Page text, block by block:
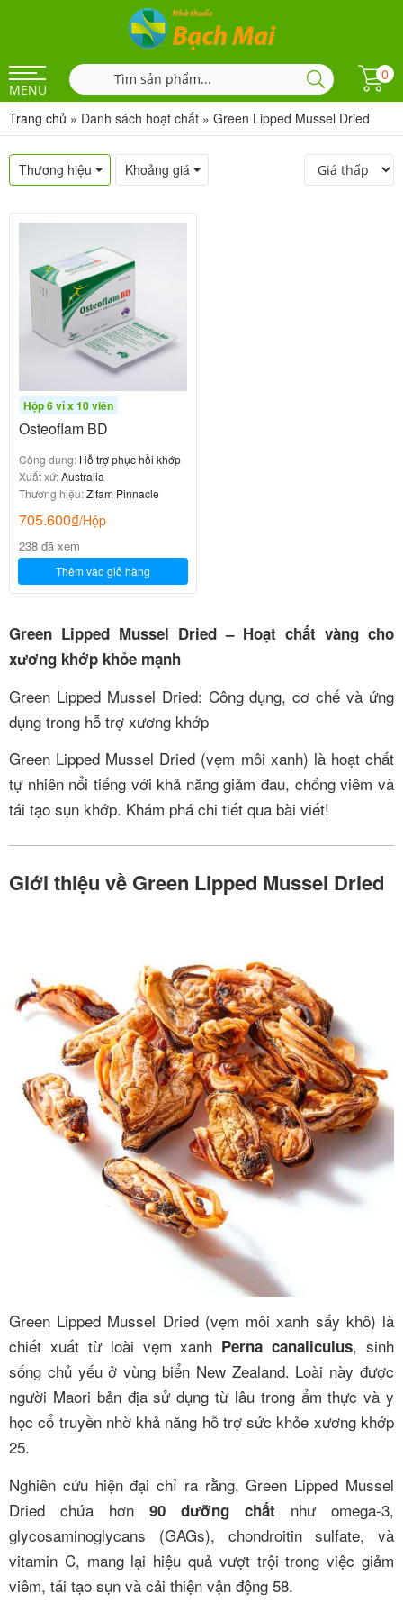
MENU
0
Trang chủ » Danh sách hoạt chất » Green Lipped Mussel Dried
Thương hiệu Khoảng giá
Hộp 6 vỉ x 10 viên
Osteoflam BD
Công dụng: Hỗ trợ phục hồi khớp
Xuất xứ:Australia
Thương hiệu:Zifam Pinnacle
705.600₫/Hộp
238 đã xem
Thêm vào giỏ hàng
Green Lipped Mussel Dried – Hoạt chất vàng cho
xương khớp khỏe mạnh
Green Lipped Mussel Dried: Công dụng, cơ chế và ứng
dụng trong hỗ trợ xương khớp
Green Lipped Mussel Dried (vẹm môi xanh) là hoạt chất
tự nhiên nổi tiếng với khả năng giảm đau, chống viêm và
tái tạo sụn khớp. Khám phá chi tiết qua bài viết!
Giới thiệu về Green Lipped Mussel Dried
Green Lipped Mussel Dried (vẹm môi xanh sấy khô) là
chiết xuất từ loài vẹm xanh Perna canaliculus, sinh
sống chủ yếu ở vùng biển New Zealand. Loài này được
người Maori bản địa sử dụng từ lâu trong ẩm thực và y
học cổ truyền nhờ khả năng hỗ trợ sức khỏe xương khớp
25.
Nghiên cứu hiện đại chỉ ra rằng, Green Lipped Mussel
Dried chứa hơn 90 dưỡng chất như omega-3,
glycosaminoglycans (GAGs), chondroitin sulfate, và
vitamin C, mang lại hiệu quả vượt trội trong việc giảm
viêm, tái tạo sụn và cải thiện vận động 58.